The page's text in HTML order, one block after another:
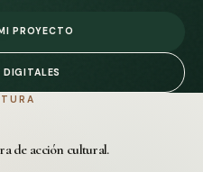
PROYECTO
DIGITALES
de acción cultural.